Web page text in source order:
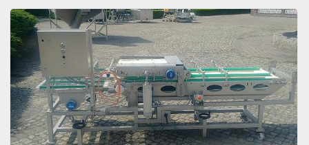
Wszystkie kategorie
Sortuj według